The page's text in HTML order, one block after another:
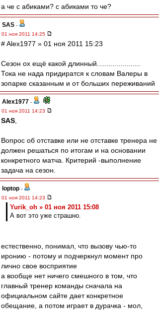
а че с абиками? с абиками то че?
SAS -
01 ноя 2011 14:25
# Alex1977 » 01 ноя 2011 15:23
Сезон ох ещё какой длинный......................
Тока не нада придиратся к словам Валеры в
зопарке сказанным и от больших переживаний
Alex1977 -
01 ноя 2011 14:23
SAS
Вопрос об отставке или не отставке тренера не
должен решаться по итогам и на основании
конкретного матча. Критерий -выполнение
задача на сезон.
loptop -
01 ноя 2011 14:23
Yurik_oh » 01 ноя 2011 15:08
А вот это уже страшно.
естественно, понимал, что вызову чью-то
иронию - потому и подчеркнул момент про
лично свое восприятие
а вообще нет ничего смешного в том, что
главный тренер команды сначала на
официальном сайте дает конкретное
обещание, а потом играет в дурачка - мол,